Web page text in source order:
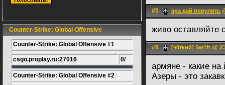
Counter-Strike: Global Offensive
Counter-Strike: Global Offensive #1
csgo.proplay.ru:27016 0/
Counter-Strike: Global Offensive #2
#5 ара дай порулить
живо оставляйте
#6 [ч0ткий] Sw1ft @
армяне - какие на
Азеры - это